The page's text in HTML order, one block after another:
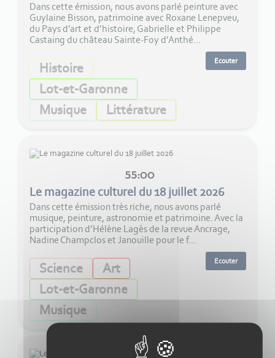
Dans cette émission, nous avons parlé peinture avec
Guylaine Bisson, patrimoine avec Roxane Lenepveu,
du Pays d’art et d’histoire, Gabrielle et Philippe
Castaing du château Sainte-Foy d’Anthé...
Histoire
Lot-et-Garonne
Musique
Littérature
Ecouter
55:00
Le magazine culturel du 18 juillet 2026
Dans cette émission très riche, nous avons parlé
musique, peinture, astronomie et patrimoine. Avec la
participation d’Hélène Lagès de la revue Ancrage,
Nadine Champclos et Janouille pour le f...
Science
Art
Lot-et-Garonne
Musique
Ecouter